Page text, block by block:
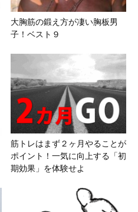
大胸筋の鍛え方が凄い胸板男
子！ベスト９
筋トレはまず２ヶ月やることが
ポイント！一気に向上する「初
期効果」を体験せよ